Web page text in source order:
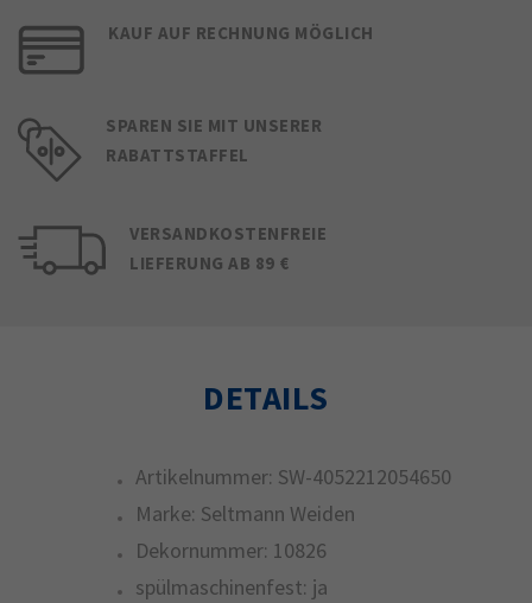
KAUF AUF RECHNUNG MÖGLICH
SPAREN SIE MIT UNSERER
RABATTSTAFFEL
VERSANDKOSTENFREIE
LIEFERUNG AB 89 €
DETAILS
Artikelnummer: SW-4052212054650
Marke: Seltmann Weiden
Dekornummer: 10826
spülmaschinenfest: ja